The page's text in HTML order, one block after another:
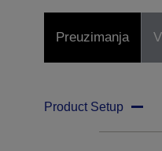
Preuzimanja
Product Setup